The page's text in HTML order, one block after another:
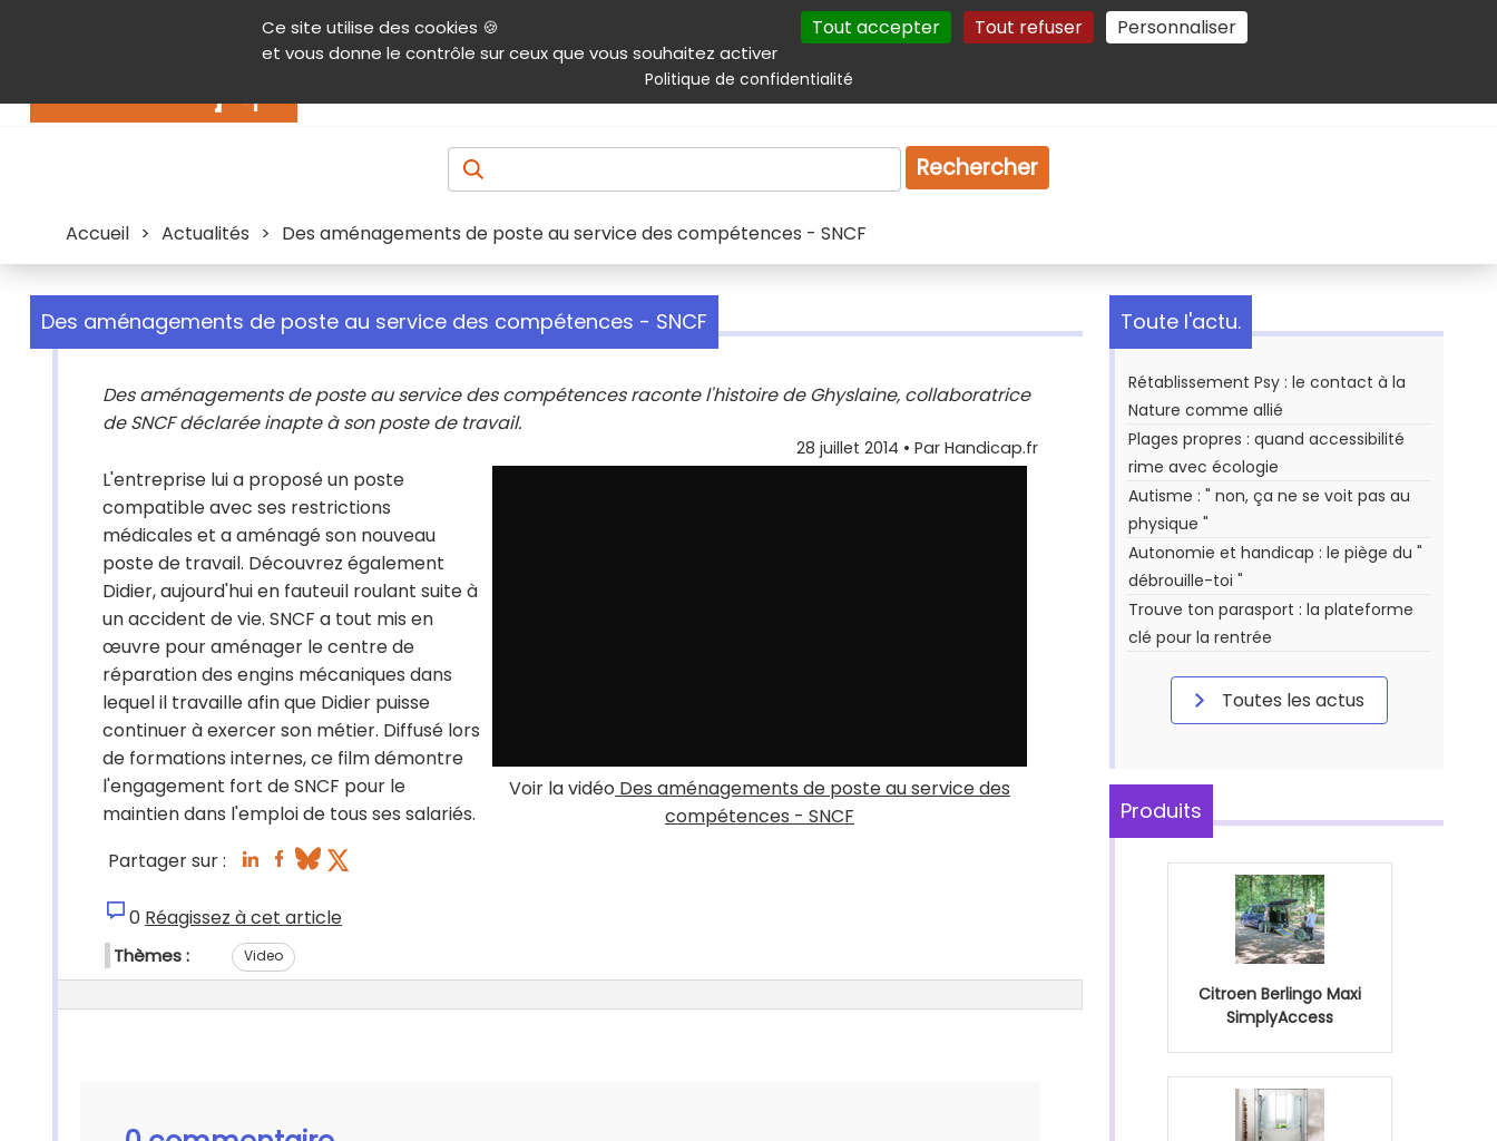
Ce site utilise des cookies 🍪
et vous donne le contrôle sur ceux que vous souhaitez activer
Tout accepter Tout refuser Personnaliser
Politique de confidentialité
Contenu Aide et accessibilité Menu principal Autres services Plan du site Gestion des cookies
Produits & services Emploi Droit
Rechercher
Accueil > Actualités > Des aménagements de poste au service des compétences - SNCF
Des aménagements de poste au service des compétences - SNCF
Des aménagements de poste au service des compétences raconte l'histoire de Ghyslaine, collaboratrice
de SNCF déclarée inapte à son poste de travail.
28 juillet 2014 • Par Handicap.fr
Voir la vidéo Des aménagements de poste au service des
compétences - SNCF
L'entreprise lui a proposé un poste
compatible avec ses restrictions
médicales et a aménagé son nouveau
poste de travail. Découvrez également
Didier, aujourd'hui en fauteuil roulant suite à
un accident de vie. SNCF a tout mis en
œuvre pour aménager le centre de
réparation des engins mécaniques dans
lequel il travaille afin que Didier puisse
continuer à exercer son métier. Diffusé lors
de formations internes, ce film démontre
l'engagement fort de SNCF pour le
maintien dans l'emploi de tous ses salariés.
Partager sur :
0 Réagissez à cet article
Thèmes : Video
Toute l'actu.
Rétablissement Psy : le contact à la
Nature comme allié
Plages propres : quand accessibilité
rime avec écologie
Autisme : " non, ça ne se voit pas au
physique "
Autonomie et handicap : le piège du "
débrouille-toi "
Trouve ton parasport : la plateforme
clé pour la rentrée
Toutes les actus
Produits
Citroen Berlingo Maxi
SimplyAccess